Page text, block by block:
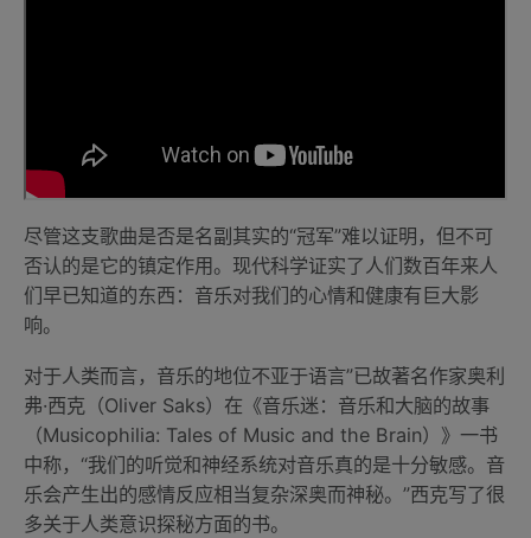
尽管这支歌曲是否是名副其实的“冠军”难以证明，但不可
否认的是它的镇定作用。现代科学证实了人们数百年来人
们早已知道的东西：音乐对我们的心情和健康有巨大影
响。
对于人类而言，音乐的地位不亚于语言”已故著名作家奥利
弗·西克（Oliver Saks）在《音乐迷：音乐和大脑的故事
（Musicophilia: Tales of Music and the Brain）》一书
中称，“我们的听觉和神经系统对音乐真的是十分敏感。音
乐会产生出的感情反应相当复杂深奥而神秘。”西克写了很
多关于人类意识探秘方面的书。